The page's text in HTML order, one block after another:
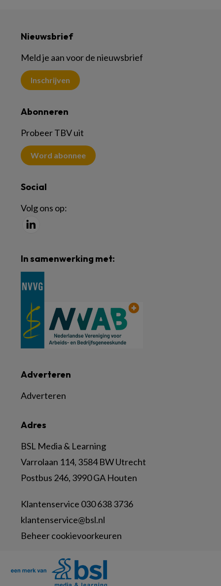
Nieuwsbrief
Meld je aan voor de nieuwsbrief
Inschrijven
Abonneren
Probeer TBV uit
Word abonnee
Social
Volg ons op:
Adres
BSL Media & Learning
Varrolaan 114, 3584 BW Utrecht
Postbus 246, 3990 GA Houten
Klantenservice 030 638 3736
klantenservice@bsl.nl
Beheer cookievoorkeuren
Adverteren
Adverteren
In samenwerking met: